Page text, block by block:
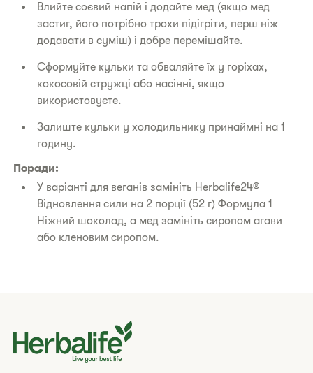
Влийте соєвий напій і додайте мед (якщо мед
застиг, його потрібно трохи підігріти, перш ніж
додавати в суміш) і добре перемішайте.
Сформуйте кульки та обваляйте їх у горіхах,
кокосовій стружці або насінні, якщо
використовуєте.
Залиште кульки у холодильнику принаймні на 1
годину.
Поради:
У варіанті для веганів замініть Herbalife24®
Відновлення сили на 2 порції (52 г) Формула 1
Ніжний шоколад, а мед замініть сиропом агави
або кленовим сиропом.